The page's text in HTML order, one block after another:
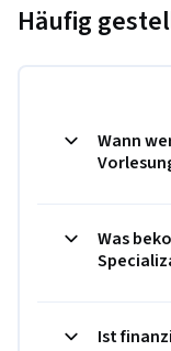
Häufig
Wann
Was
Ist